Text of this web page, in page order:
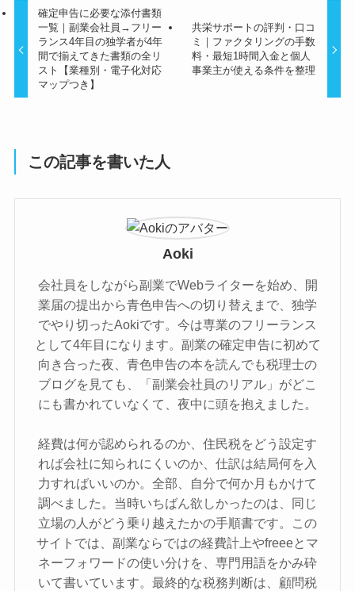
確定申告に必要な添付書類
一覧｜副業会社員→フリー
ランス4年目の独学者が4年
間で揃えてきた書類の全リ
スト【業種別・電子化対応
マップつき】
共栄サポートの評判・口コ
ミ｜ファクタリングの手数
料・最短1時間入金と個人
事業主が使える条件を整理
この記事を書いた人
Aoki
会社員をしながら副業でWebライターを始め、開
業届の提出から青色申告への切り替えまで、独学
でやり切ったAokiです。今は専業のフリーランス
として4年目になります。副業の確定申告に初めて
向き合った夜、青色申告の本を読んでも税理士の
ブログを見ても、「副業会社員のリアル」がどこ
にも書かれていなくて、夜中に頭を抱えました。
経費は何が認められるのか、住民税をどう設定す
れば会社に知られにくいのか、仕訳は結局何を入
力すればいいのか。全部、自分で何か月もかけて
調べました。当時いちばん欲しかったのは、同じ
立場の人がどう乗り越えたかの手順書です。この
サイトでは、副業ならではの経費計上やfreeeとマ
ネーフォワードの使い分けを、専門用語をかみ砕
いて書いています。最終的な税務判断は、顧問税